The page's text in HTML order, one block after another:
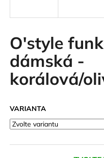
O'style
dámská -
korálová/
VARIANTA
í
t
?